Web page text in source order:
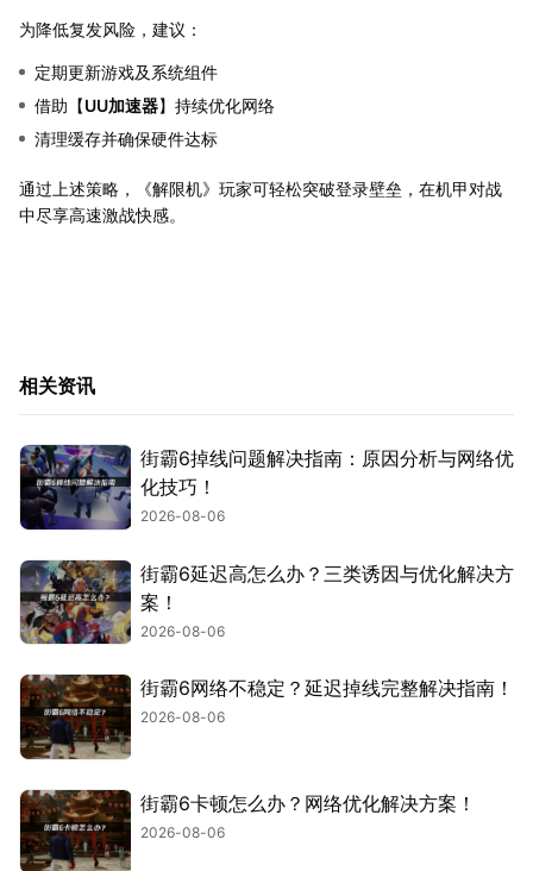
为降低复发风险，建议：
定期更新游戏及系统组件
借助【UU加速器】持续优化网络
清理缓存并确保硬件达标
通过上述策略，《解限机》玩家可轻松突破登录壁垒，在机甲对战
中尽享高速激战快感。
相关资讯
街霸6掉线问题解决指南：原因分析与网络优
化技巧！
2026-08-06
街霸6延迟高怎么办？三类诱因与优化解决方
案！
2026-08-06
街霸6网络不稳定？延迟掉线完整解决指南！
2026-08-06
街霸6卡顿怎么办？网络优化解决方案！
2026-08-06